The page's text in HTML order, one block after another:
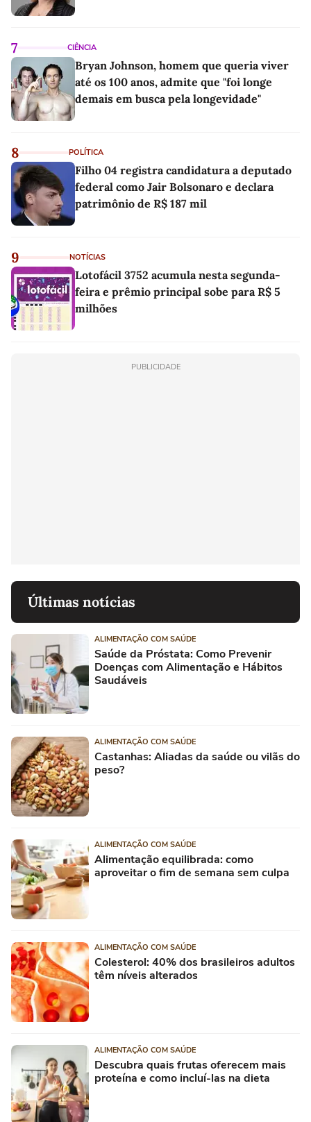
7 CIÊNCIA
Bryan Johnson, homem que queria viver
até os 100 anos, admite que "foi longe
demais em busca pela longevidade"
8 POLÍTICA
Filho 04 registra candidatura a deputado
federal como Jair Bolsonaro e declara
patrimônio de R$ 187 mil
9 NOTÍCIAS
Lotofácil 3752 acumula nesta segunda-
feira e prêmio principal sobe para R$ 5
milhões
PUBLICIDADE
Últimas notícias
ALIMENTAÇÃO COM SAÚDE
Saúde da Próstata: Como Prevenir
Doenças com Alimentação e Hábitos
Saudáveis
ALIMENTAÇÃO COM SAÚDE
Castanhas: Aliadas da saúde ou vilãs do
peso?
ALIMENTAÇÃO COM SAÚDE
Alimentação equilibrada: como
aproveitar o fim de semana sem culpa
ALIMENTAÇÃO COM SAÚDE
Colesterol: 40% dos brasileiros adultos
têm níveis alterados
ALIMENTAÇÃO COM SAÚDE
Descubra quais frutas oferecem mais
proteína e como incluí-las na dieta